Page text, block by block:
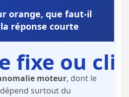
orange, que faut-il
réponse courte
fixe ou
moteur, dont le
surtout du